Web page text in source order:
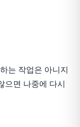
는 작업은 아니지
으면 나중에 다시